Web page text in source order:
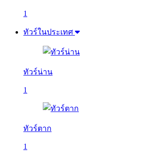
1
ทัวร์ในประเทศ
ทัวร์น่าน
1
ทัวร์ตาก
1